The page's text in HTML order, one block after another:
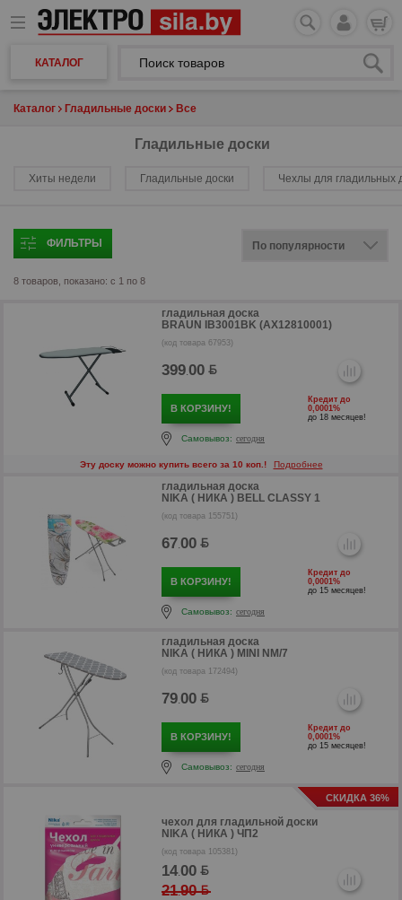
КАТАЛОГ
Каталог Гладильные доски Все
Гладильные доски
Хиты недели Гладильные доски Чехлы для гладильных
ФИЛЬТРЫ
8 товаров, показано: с 1 по 8
гладильная доска
BRAUN IB3001BK (AX12810001)
(код товара 67953)
399.00
В КОРЗИНУ!
Кредит до
0,0001%
до 18 месяцев!
Самовывоз: сегодня
Эту доску можно купить всего за 10 коп.! Подробнее
гладильная доска
NIKA ( НИКА ) BELL CLASSY 1
(код товара 155751)
67.00
В КОРЗИНУ!
Кредит до
0,0001%
до 15 месяцев!
Самовывоз: сегодня
гладильная доска
NIKA ( НИКА ) MINI NM/7
(код товара 172494)
79.00
В КОРЗИНУ!
Кредит до
0,0001%
до 15 месяцев!
Самовывоз: сегодня
СКИДКА 36%
чехол для гладильной доски
NIKA ( НИКА ) ЧП2
(код товара 105381)
14.00
21.90